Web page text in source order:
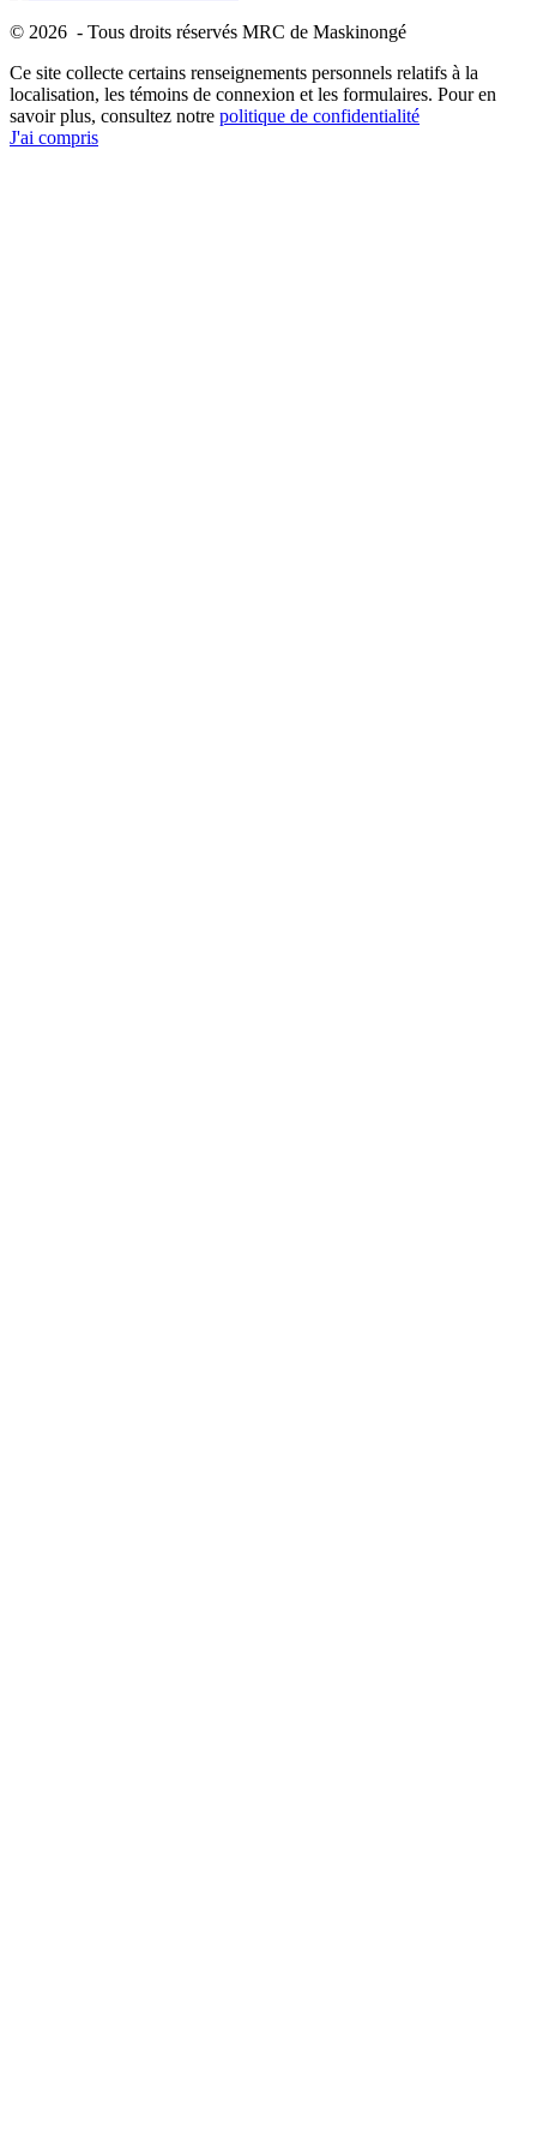
© 2026 - Tous droits réservés MRC de Maskinongé
Ce site collecte certains renseignements personnels relatifs à la
localisation, les témoins de connexion et les formulaires. Pour en
savoir plus, consultez notre politique de confidentialité
J'ai compris